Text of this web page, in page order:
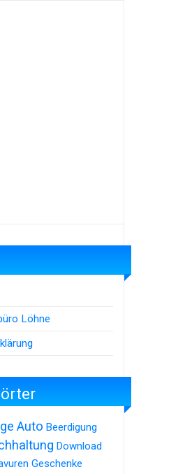
Löhne
Auto Beerdigung
Download
Geschenke